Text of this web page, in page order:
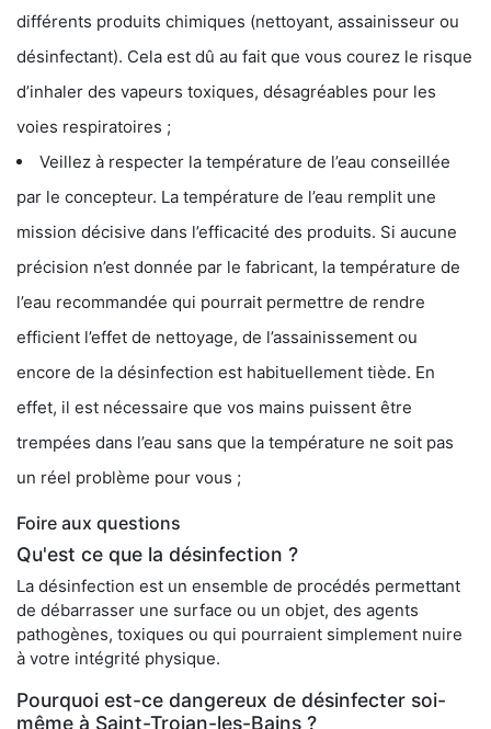
différents produits chimiques (nettoyant, assainisseur ou
désinfectant). Cela est dû au fait que vous courez le risque
d’inhaler des vapeurs toxiques, désagréables pour les
voies respiratoires ;
Veillez à respecter la température de l’eau conseillée
par le concepteur. La température de l’eau remplit une
mission décisive dans l’efficacité des produits. Si aucune
précision n’est donnée par le fabricant, la température de
l’eau recommandée qui pourrait permettre de rendre
efficient l’effet de nettoyage, de l’assainissement ou
encore de la désinfection est habituellement tiède. En
effet, il est nécessaire que vos mains puissent être
trempées dans l’eau sans que la température ne soit pas
un réel problème pour vous ;
Foire aux questions
Qu'est ce que la désinfection ?
La désinfection est un ensemble de procédés permettant
de débarrasser une surface ou un objet, des agents
pathogènes, toxiques ou qui pourraient simplement nuire
à votre intégrité physique.
Pourquoi est-ce dangereux de désinfecter soi-
même à Saint-Trojan-les-Bains ?